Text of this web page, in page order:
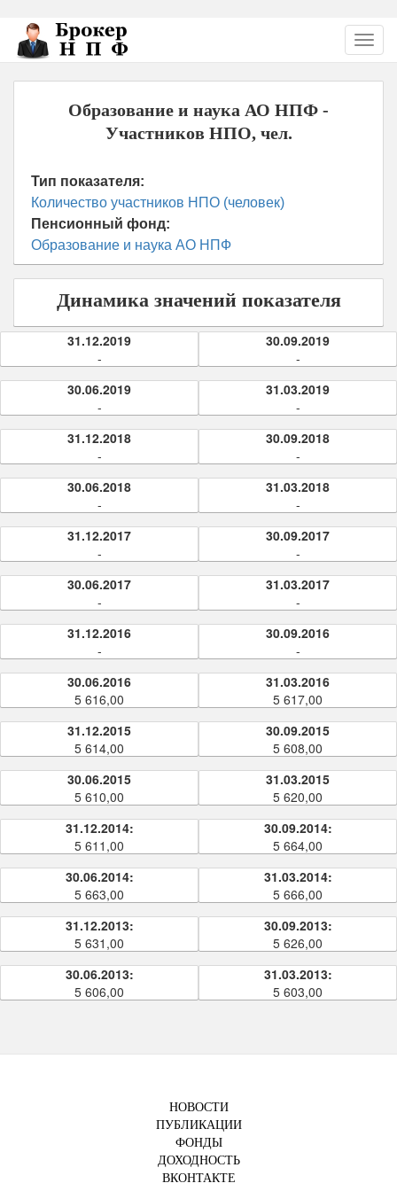
Перейти
основному
содержанию
Образование и наука АО НПФ -
Участников НПО, чел.
Тип показателя:
Количество участников НПО (человек)
Пенсионный фонд:
Образование и наука АО НПФ
Динамика значений показателя
31.12.2019
-
30.09.2019
-
30.06.2019
-
31.03.2019
-
31.12.2018
-
30.09.2018
-
30.06.2018
-
31.03.2018
-
31.12.2017
-
30.09.2017
-
30.06.2017
-
31.03.2017
-
31.12.2016
-
30.09.2016
-
30.06.2016
5 616,00
31.03.2016
5 617,00
31.12.2015
5 614,00
30.09.2015
5 608,00
30.06.2015
5 610,00
31.03.2015
5 620,00
31.12.2014:
5 611,00
30.09.2014:
5 664,00
30.06.2014:
5 663,00
31.03.2014:
5 666,00
31.12.2013:
5 631,00
30.09.2013:
5 626,00
30.06.2013:
5 606,00
31.03.2013:
5 603,00
НОВОСТИ
ПУБЛИКАЦИИ
ФОНДЫ
ДОХОДНОСТЬ
ВКОНТАКТЕ